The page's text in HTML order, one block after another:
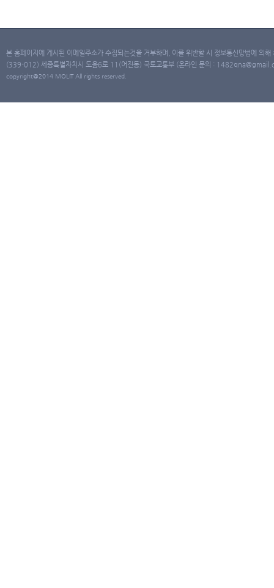
본 홈페이지에 게시된 이메일주소가 수집되는것을 거부하며, 이를 위반할 시 정보통신망법에 의
(339-012) 세종특별자치시 도움6로 11(어진동) 국토교통부 (온라인 문의 :
copyright@2014 MOLIT All rights reserved.